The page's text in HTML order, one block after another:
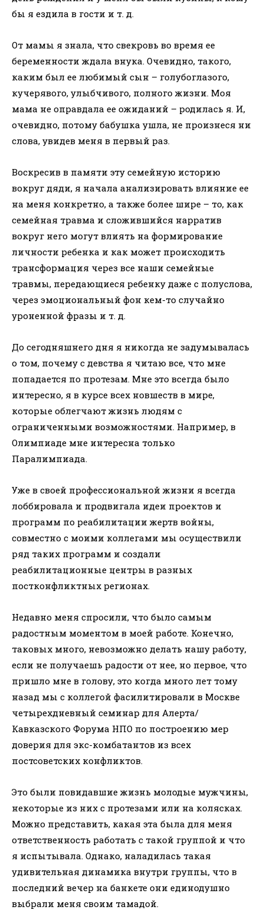
бы я ездила в гости и т. д.
От мамы я знала, что свекровь во время ее
беременности ждала внука. Очевидно, такого,
каким был ее любимый сын – голубоглазого,
кучерявого, улыбчивого, полного жизни. Моя
мама не оправдала ее ожиданий – родилась я. И,
очевидно, потому бабушка ушла, не произнеся ни
слова, увидев меня в первый раз.
Воскресив в памяти эту семейную историю
вокруг дяди, я начала анализировать влияние ее
на меня конкретно, а также более шире – то, как
семейная травма и сложившийся нарратив
вокруг него могут влиять на формирование
личности ребенка и как может происходить
трансформация через все наши семейные
травмы, передающиеся ребенку даже с полуслова,
через эмоциональный фон кем-то случайно
уроненной фразы и т. д.
До сегодняшнего дня я никогда не задумывалась
о том, почему с девства я читаю все, что мне
попадается по протезам. Мне это всегда было
интересно, я в курсе всех новшеств в мире,
которые облегчают жизнь людям с
ограниченными возможностями. Например, в
Олимпиаде мне интересна только
Паралимпиада.
Уже в своей профессиональной жизни я всегда
лоббировала и продвигала идеи проектов и
программ по реабилитации жертв войны,
совместно с моими коллегами мы осуществили
ряд таких программ и создали
реабилитационные центры в разных
постконфликтных регионах.
Недавно меня спросили, что было самым
радостным моментом в моей работе. Конечно,
таковых много, невозможно делать нашу работу,
если не получаешь радости от нее, но первое, что
пришло мне в голову, это когда много лет тому
назад мы с коллегой фaсилитировали в Москве
четырехдневный семинар для Алерта/
Кавказского Форума НПО по построению мер
доверия для экс-комбатантов из всех
постсоветских конфликтов.
Это были повидавшие жизнь молодые мужчины,
некоторые из них с протезами или на колясках.
Можно представить, какая эта была для меня
ответственность работать с такой группой и что
я испытывала. Однако, наладилась такая
удивительная динамика внутри группы, что в
последний вечер на банкете они единодушно
выбрали меня своим тамадой.